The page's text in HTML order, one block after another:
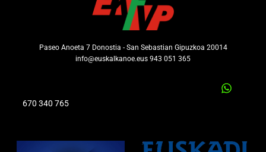
Paseo Anoeta 7 Donostia - San Sebastian Gipuzkoa 20014
info@euskalkanoe.eus 943 051 365
670 340 765